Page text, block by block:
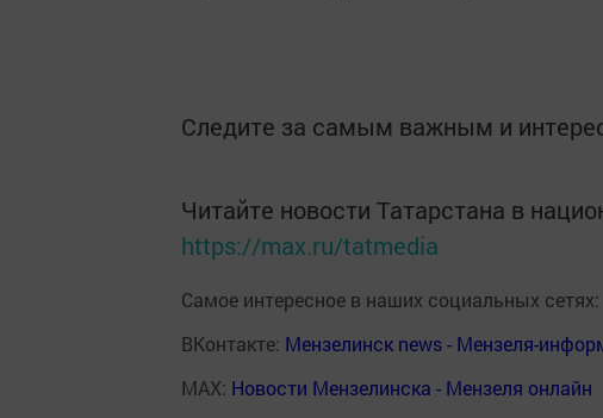
Следите за самым важным и
Читайте новости Татарстана в
https://max.ru/tatmedia
Самое интересное в наших социальных сетях:
ВКонтакте: Мензелинск news - Мензеля-
MAX: Новости Мензелинска - Мензеля онлайн